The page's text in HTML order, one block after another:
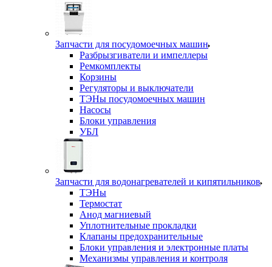
Запчасти для посудомоечных машин
Разбрызгиватели и импеллеры
Ремкомплекты
Корзины
Регуляторы и выключатели
ТЭНы посудомоечных машин
Насосы
Блоки управления
УБЛ
Запчасти для водонагревателей и кипятильников
ТЭНы
Термостат
Анод магниевый
Уплотнительные прокладки
Клапаны предохранительные
Блоки управления и электронные платы
Механизмы управления и контроля